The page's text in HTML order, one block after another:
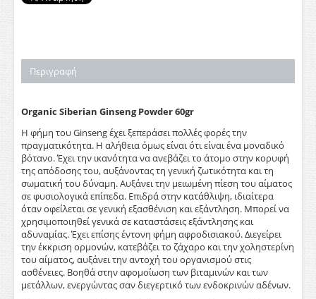
Περιγραφή
Organic Siberian Ginseng Powder 60gr
Η φήμη του Ginseng έχει ξεπεράσει πολλές φορές την
πραγματικότητα. Η αλήθεια όμως είναι ότι είναι ένα μοναδικό
βότανο. Έχει την ικανότητα να ανεβάζει το άτομο στην κορυφή
της απόδοσης του, αυξάνοντας τη γενική ζωτικότητα και τη
σωματική του δύναμη. Αυξάνει την μειωμένη πίεση του αίματος
σε φυσιολογικά επίπεδα. Επιδρά στην κατάθλιψη, ιδιαίτερα
όταν οφείλεται σε γενική εξασθένιση και εξάντληση. Μπορεί να
χρησιμοποιηθεί γενικά σε καταστάσεις εξάντλησης και
αδυναμίας. Έχει επίσης έντονη φήμη αφροδισιακού. Διεγείρει
την έκκριση ορμονών, κατεβάζει το ζάχαρο και την χοληστερίνη
του αίματος, αυξάνει την αντοχή του οργανισμού στις
ασθένειες. Βοηθά στην αφομοίωση των βιταμινών και των
μετάλλων, ενεργώντας σαν διεγερτικό των ενδοκρινών αδένων.